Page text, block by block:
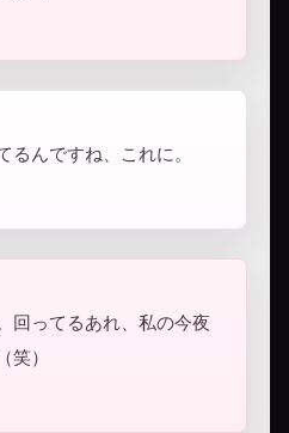
るんですね、これに。
回ってるあれ、私の今夜
笑）